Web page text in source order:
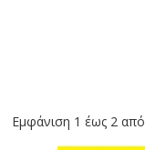
Εμφάνιση 1 έως 2